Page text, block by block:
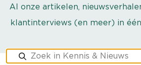
Al onze artikelen,
klantinterviews (en meer) in